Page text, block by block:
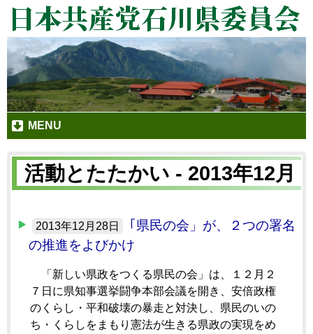
MENU
活動とたたかい - 2013年12月
2013年12月28日
｢県民の会」が、２つの署名
の推進をよびかけ
「新しい県政をつくる県民の会」は、１２月２
７日に県知事選挙闘争本部会議を開き、安倍政権
のくらし・平和破壊の暴走と対決し、県民のいの
ち・くらしをまもり憲法が生きる県政の実現をめ